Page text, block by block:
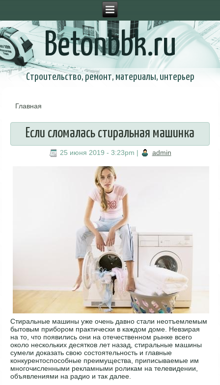
Betonbbk.ru
Строительство, ремонт, материалы, интерьер
Главная
Если сломалась стиральная машинка
25 июня 2019 - 3:23pm | admin
Стиральные машины уже очень давно стали неотъемлемым
бытовым прибором практически в каждом доме. Невзирая
на то, что появились они на отечественном рынке всего
около нескольких десятков лет назад, стиральные машины
сумели доказать свою состоятельность и главные
конкурентоспособные преимущества, приписываемые им
многочисленными рекламными роликам на телевидении,
объявлениями на радио и так далее.